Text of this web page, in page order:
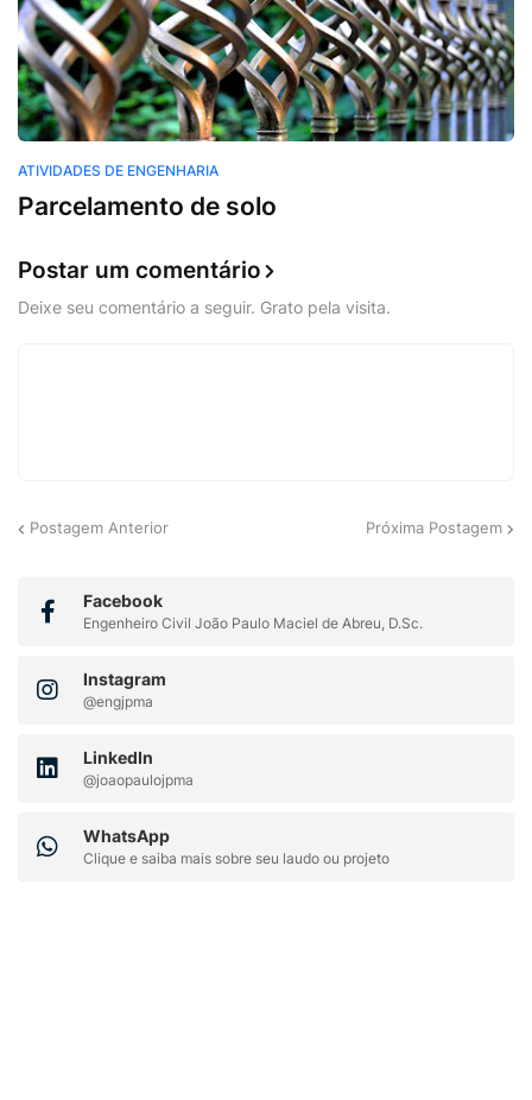
ATIVIDADES DE ENGENHARIA
Parcelamento de solo
Postar um comentário
Deixe seu comentário a seguir. Grato pela visita.
Postagem Anterior Próxima Postagem
Facebook
Engenheiro Civil João Paulo Maciel de Abreu, D.Sc.
Instagram
@engjpma
LinkedIn
@joaopaulojpma
WhatsApp
Clique e saiba mais sobre seu laudo ou projeto